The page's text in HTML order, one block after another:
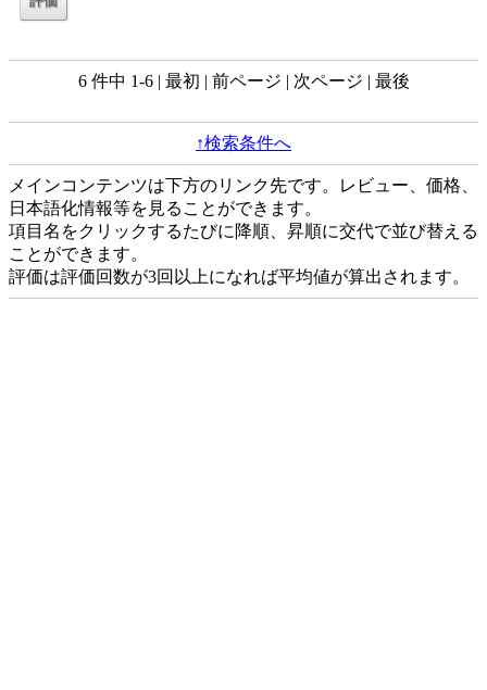
6 件中 1-6 | 最初 | 前ページ | 次ページ | 最後
↑検索条件へ
メインコンテンツは下方のリンク先です。レビュー、価格、
日本語化情報等を見ることができます。
項目名をクリックするたびに降順、昇順に交代で並び替える
ことができます。
評価は評価回数が3回以上になれば平均値が算出されます。